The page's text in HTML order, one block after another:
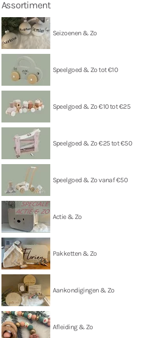
Assortiment
Seizoenen & Zo
Speelgoed & Zo tot €10
Speelgoed & Zo €10 tot €25
Speelgoed & Zo €25 tot €50
Speelgoed & Zo vanaf €50
Actie & Zo
Pakketten & Zo
Aankondigingen & Zo
Afleiding & Zo